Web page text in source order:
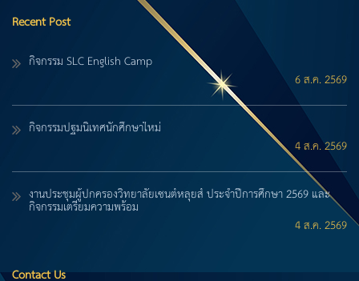
Recent Post
กิจกรรม SLC English Camp
6 ส.ค. 2569
กิจกรรมปฐมนิเทศนักศึกษาใหม่
4 ส.ค. 2569
งานประชุมผู้ปกครองวิทยาลัยเซนต์หลุยส์ ประจำปีการศึกษา 2569 และ
กิจกรรมเตรียมความพร้อม
4 ส.ค. 2569
Contact Us